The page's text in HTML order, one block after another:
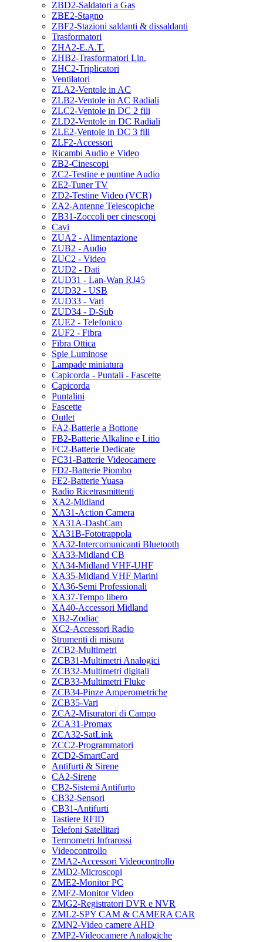
ZBD2-Saldatori a Gas
ZBE2-Stagno
ZBF2-Stazioni saldanti & dissaldanti
Trasformatori
ZHA2-E.A.T.
ZHB2-Trasformatori Lin.
ZHC2-Triplicatori
Ventilatori
ZLA2-Ventole in AC
ZLB2-Ventole in AC Radiali
ZLC2-Ventole in DC 2 fili
ZLD2-Ventole in DC Radiali
ZLE2-Ventole in DC 3 fili
ZLF2-Accessori
Ricambi Audio e Video
ZB2-Cinescopi
ZC2-Testine e puntine Audio
ZE2-Tuner TV
ZD2-Testine Video (VCR)
ZA2-Antenne Telescopiche
ZB31-Zoccoli per cinescopi
Cavi
ZUA2 - Alimentazione
ZUB2 - Audio
ZUC2 - Video
ZUD2 - Dati
ZUD31 - Lan-Wan RJ45
ZUD32 - USB
ZUD33 - Vari
ZUD34 - D-Sub
ZUE2 - Telefonico
ZUF2 - Fibra
Fibra Ottica
Spie Luminose
Lampade miniatura
Capicorda - Puntali - Fascette
Capicorda
Puntalini
Fascette
Outlet
FA2-Batterie a Bottone
FB2-Batterie Alkaline e Litio
FC2-Batterie Dedicate
FC31-Batterie Videocamere
FD2-Batterie Piombo
FE2-Batterie Yuasa
Radio Ricetrasmittenti
XA2-Midland
XA31-Action Camera
XA31A-DashCam
XA31B-Fototrappola
XA32-Intercomunicanti Bluetooth
XA33-Midland CB
XA34-Midland VHF-UHF
XA35-Midland VHF Marini
XA36-Semi Professionali
XA37-Tempo libero
XA40-Accessori Midland
XB2-Zodiac
XC2-Accessori Radio
Strumenti di misura
ZCB2-Multimetri
ZCB31-Multimetri Analogici
ZCB32-Multimetri digitali
ZCB33-Multimetri Fluke
ZCB34-Pinze Amperometriche
ZCB35-Vari
ZCA2-Misuratori di Campo
ZCA31-Promax
ZCA32-SatLink
ZCC2-Programmatori
ZCD2-SmartCard
Antifurti & Sirene
CA2-Sirene
CB2-Sistemi Antifurto
CB32-Sensori
CB31-Antifurti
Tastiere RFID
Telefoni Satellitari
Termometri Infrarossi
Videocontrollo
ZMA2-Accessori Videocontrollo
ZMD2-Microscopi
ZME2-Monitor PC
ZMF2-Monitor Video
ZMG2-Registratori DVR e NVR
ZML2-SPY CAM & CAMERA CAR
ZMN2-Video camere AHD
ZMP2-Videocamere Analogiche